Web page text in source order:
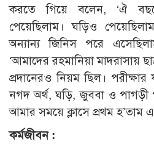
করতে গিয়ে বলেন, ‘ঐ
পেয়েছিলাম। ঘড়িও
অন্যান্য জিনিস পরে
‘আমাদের রহমানিয়া মাদরাসায়
প্রদানেরও নিয়ম ছিল।
নগদ অর্থ, ঘড়ি, জুববা ও পাগড়ী
আমার সময়ে ক্লাসে প্রথম হ’তাম
কর্মজীবন :